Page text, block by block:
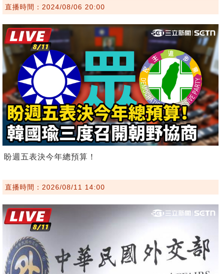
直播時間：2024/08/06 20:00
盼週五表決今年總預算！
直播時間：2026/08/11 14:00